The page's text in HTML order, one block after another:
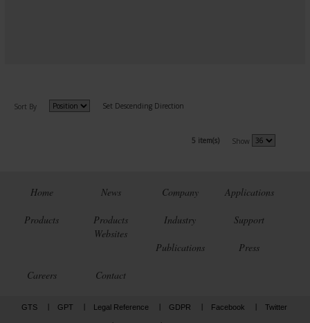
Sort By Set Descending Direction
5 item(s) Show
Home News Company Applications
Products
Products
Websites
Industry Support
Publications Press
Careers Contact
GTS GPT Legal Reference GDPR Facebook Twitter